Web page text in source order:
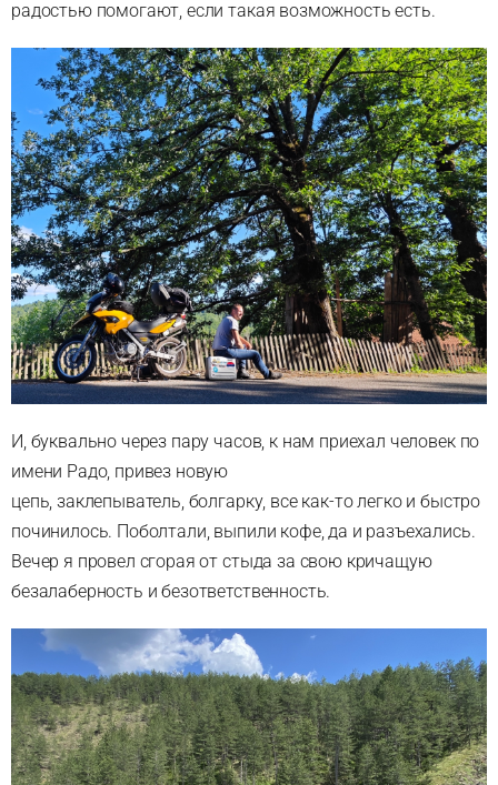
радостью помогают, если такая возможность есть.
И, буквально через пару часов, к нам приехал человек по
имени Радо, привез новую
цепь, заклепыватель, болгарку, все как-то легко и быстро
починилось. Поболтали, выпили кофе, да и разъехались.
Вечер я провел сгорая от стыда за свою кричащую
безалаберность и безответственность.